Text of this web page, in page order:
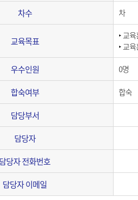
차수 차
교육목표
‣ 교
‣ 교
우수인원 0명
합숙여부 합숙
담당부서
담당자
담당자 전화번호
담당자 이메일